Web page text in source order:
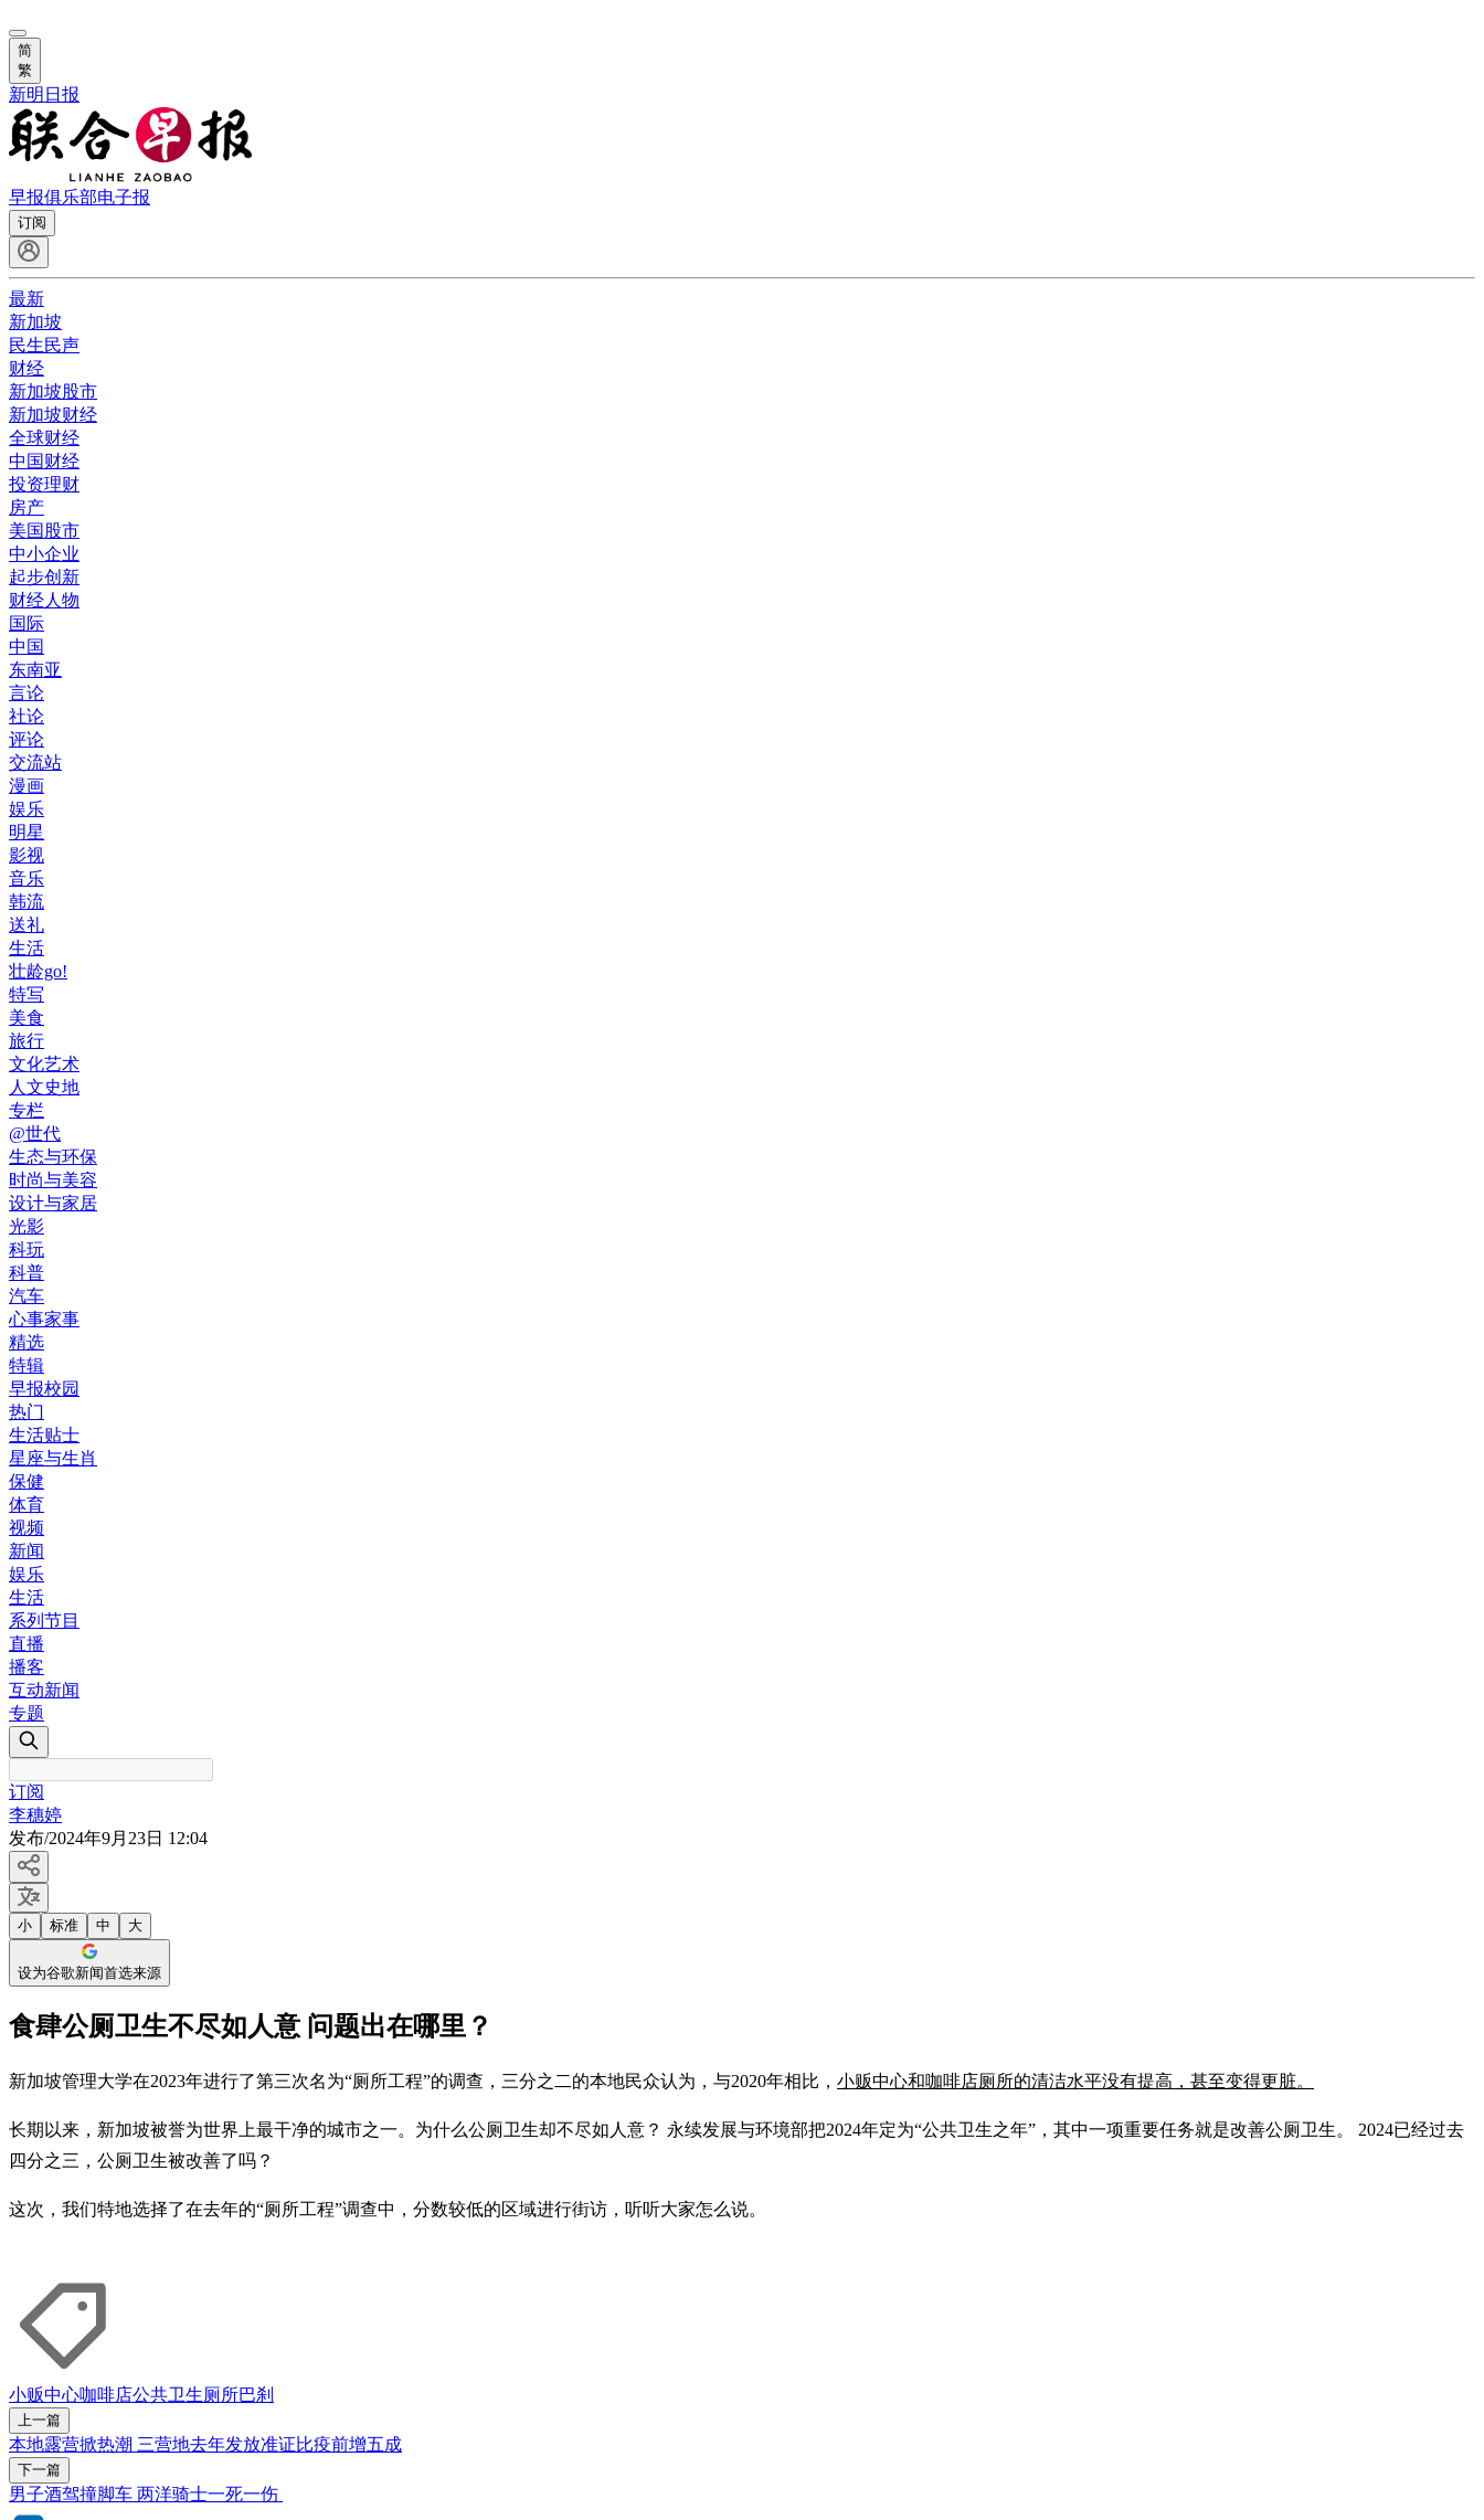
简
繁
新明日报
早报俱乐部电子报
订阅
最新
新加坡
民生民声
财经
新加坡股市
新加坡财经
全球财经
中国财经
投资理财
房产
美国股市
中小企业
起步创新
财经人物
国际
中国
东南亚
言论
社论
评论
交流站
漫画
娱乐
明星
影视
音乐
韩流
送礼
生活
壮龄go!
特写
美食
旅行
文化艺术
人文史地
专栏
@世代
生态与环保
时尚与美容
设计与家居
光影
科玩
科普
汽车
心事家事
精选
特辑
早报校园
热门
生活贴士
星座与生肖
保健
体育
视频
新闻
娱乐
生活
系列节目
直播
播客
互动新闻
专题
订阅
李穗婷
发布/2024年9月23日 12:04
小 标准 中 大
设为谷歌新闻首选来源
食肆公厕卫生不尽如人意 问题出在哪里？
新加坡管理大学在2023年进行了第三次名为“厕所工程”的调查，三分之二的本地民众认为，与2020年相比， 小贩中心和咖啡店厕所的清洁水平没有提高，甚至变得更脏。
长期以来，新加坡被誉为世界上最干净的城市之一。为什么公厕卫生却不尽如人意？ 永续发展与环境部把2024年定为“公共卫生之年”，其中一项重要任务就是改善公厕卫生。 2024已经过去
四分之三，公厕卫生被改善了吗？
这次，我们特地选择了在去年的“厕所工程”调查中，分数较低的区域进行街访，听听大家怎么说。
小贩中心咖啡店公共卫生厕所巴刹
上一篇
本地露营掀热潮 三营地去年发放准证比疫前增五成
下一篇
男子酒驾撞脚车 两洋骑士一死一伤